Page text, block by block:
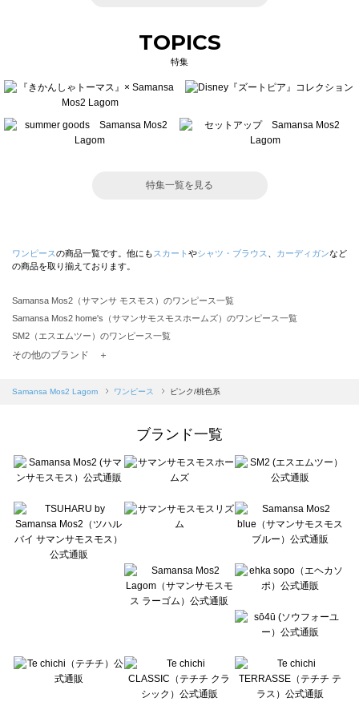
TOPICS
特集
特集一覧を見る
ワンピースの商品一覧です。他にも スカート やシャツ・ブラウス カーディガンなど
の商品を取り揃えております。
Samansa Mos2（サマンサ モスモス）のワンピース一覧
Samansa Mos2 home's（サマンサモスモスホームズ）のワンピース一覧
SM2（エスエムツー）のワンピース一覧
TSUHARU by Samansa Mos2（ツハルバイサマンサモスモス）のワンピース一覧
Samansa Mos2 blue（サマンサモスモス ブルー）のワンピース一覧
sō4ū（ソウフォーユー）のワンピース一覧
Te chichi（テチチ）のワンピース一覧
Te chichi CLASSIC（テチチ クラシック）のワンピース一覧
Lugnoncure（ルノンキュール）のワンピース一覧
BETTY'S BLUE（べティーズブルー）のワンピース一覧
Wpc.（ワールドパーティー）のワンピース一覧
その他のブランド ＋
Samansa Mos2 Lagom ワンピース ピンク/桃色系
ブランド一覧